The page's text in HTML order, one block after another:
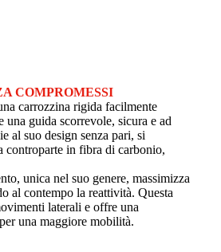
COMPROMESSI
carrozzina rigida facilmente
una guida scorrevole, sicura e ad
al suo design senza pari, si
controparte in fibra di carbonio,
unica nel suo genere, massimizza
al contempo la reattività. Questa
laterali e offre una
una maggiore mobilità.